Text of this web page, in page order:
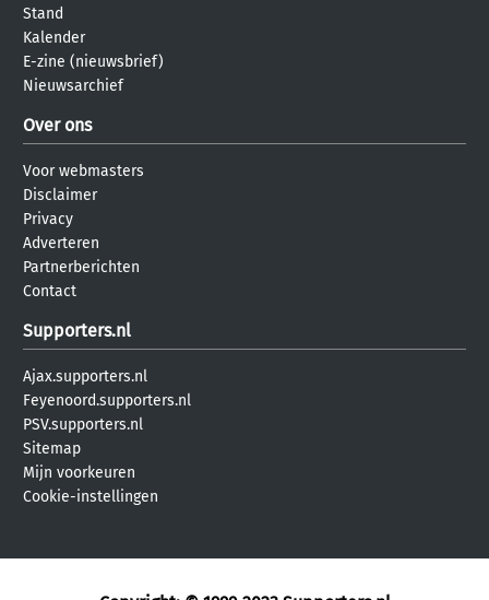
Stand
Kalender
E-zine (nieuwsbrief)
Nieuwsarchief
Over ons
Voor webmasters
Disclaimer
Privacy
Adverteren
Partnerberichten
Contact
Supporters.nl
Ajax.supporters.nl
Feyenoord.supporters.nl
PSV.supporters.nl
Sitemap
Mijn voorkeuren
Cookie-instellingen